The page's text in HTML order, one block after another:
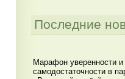
Последние
Марафон уверенности и
самодостаточности в